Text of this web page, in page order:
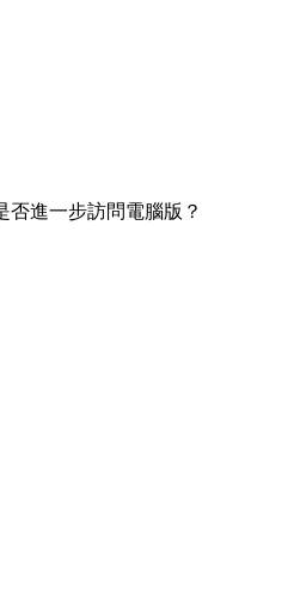
否進一步訪問電腦版？